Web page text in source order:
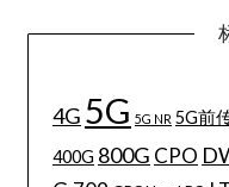
4G 5G 5G NR 5G前
400G 800G CPO